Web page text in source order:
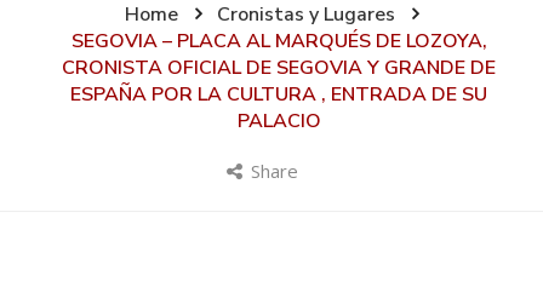
Home
Cronistas y Lugares
SEGOVIA – PLACA AL MARQUÉS DE LOZOYA,
CRONISTA OFICIAL DE SEGOVIA Y GRANDE DE
ESPAÑA POR LA CULTURA , ENTRADA DE SU
PALACIO
Share